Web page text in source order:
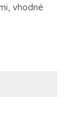
vhodné